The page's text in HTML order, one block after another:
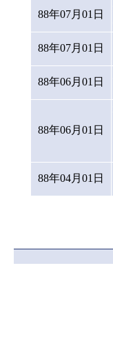
88年07月01日
88年07月01日
88年06月01日
88年06月01日
88年04月01日